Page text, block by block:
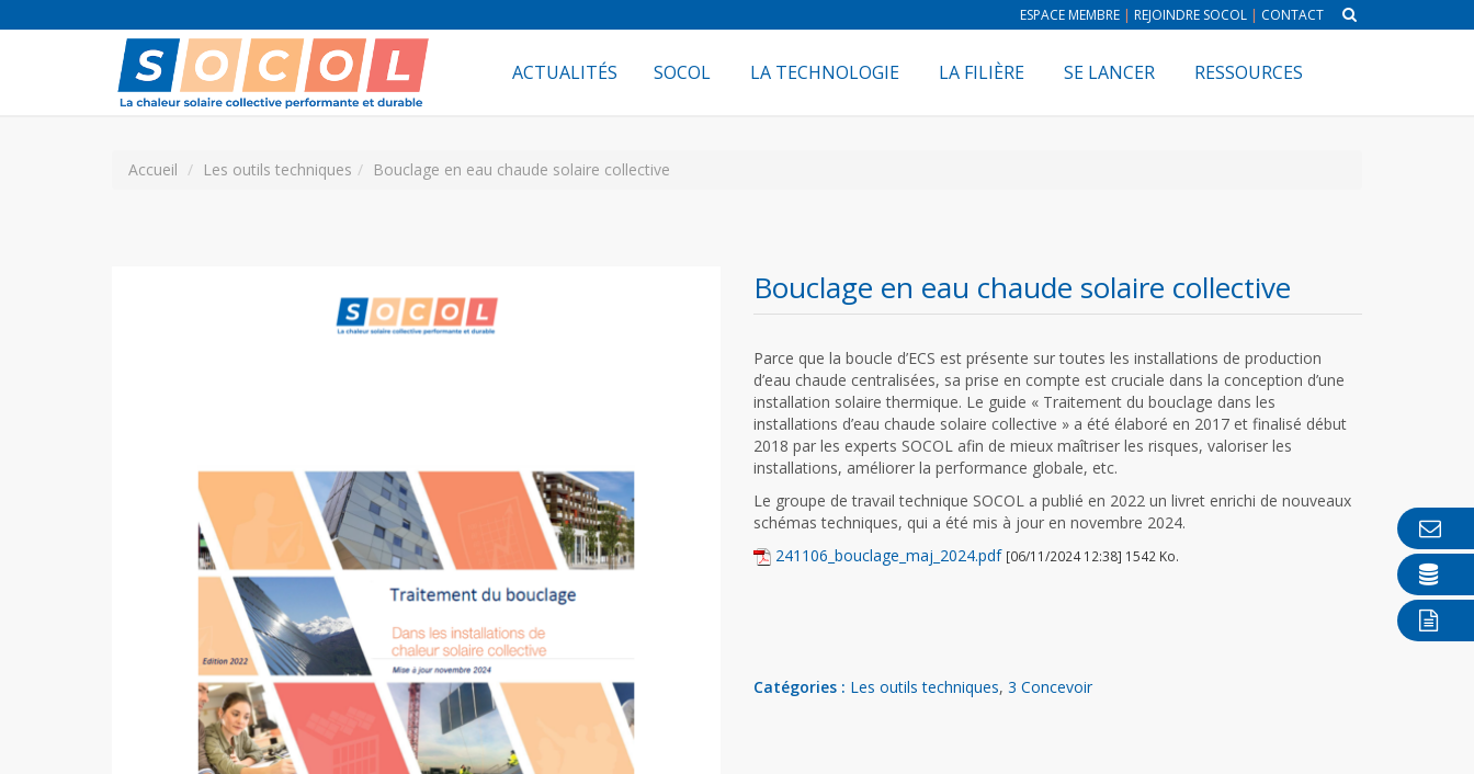
ESPACE MEMBRE | REJOINDRE SOCOL | CONTACT
ACTUALITÉS SOCOL LA TECHNOLOGIE LA FILIÈRE SE LANCER RESSOURCES
Accueil Les outils techniques Bouclage en eau chaude solaire collective
Bouclage en eau chaude solaire collective
Parce que la boucle d’ECS est présente sur toutes les installations de production
d’eau chaude centralisées, sa prise en compte est cruciale dans la conception d’une
installation solaire thermique. Le guide « Traitement du bouclage dans les
installations d’eau chaude solaire collective » a été élaboré en 2017 et finalisé début
2018 par les experts SOCOL afin de mieux maîtriser les risques, valoriser les
installations, améliorer la performance globale, etc.
Le groupe de travail technique SOCOL a publié en 2022 un livret enrichi de nouveaux
schémas techniques, qui a été mis à jour en novembre 2024.
241106_bouclage_maj_2024.pdf [06/11/2024 12:38] 1542 Ko.
Catégories : Les outils techniques, 3 Concevoir